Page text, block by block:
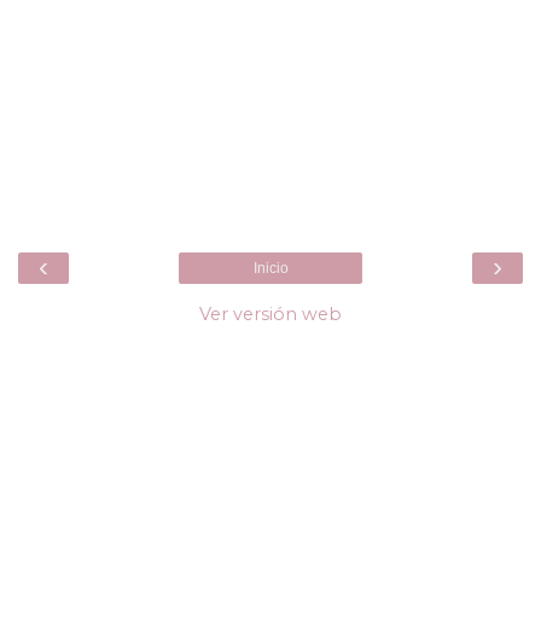
‹ ›
Inicio
Ver versión web